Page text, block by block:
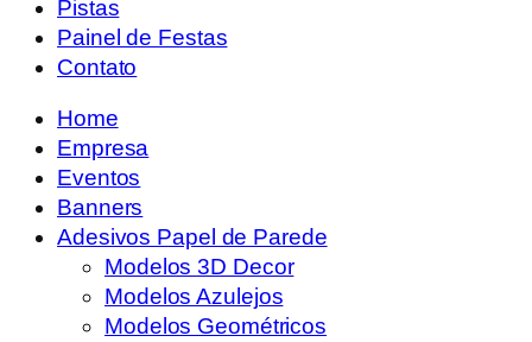
Pistas
Painel de Festas
Contato
Home
Empresa
Eventos
Banners
Adesivos Papel de Parede
Modelos 3D Decor
Modelos Azulejos
Modelos Geométricos